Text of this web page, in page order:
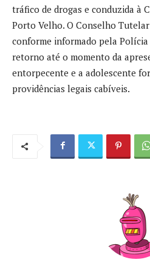
tráfico de drogas e conduzida à
Porto Velho. O Conselho
conforme informado pela
retorno até o momento da
entorpecente e a adolescente
providências legais cabíveis.